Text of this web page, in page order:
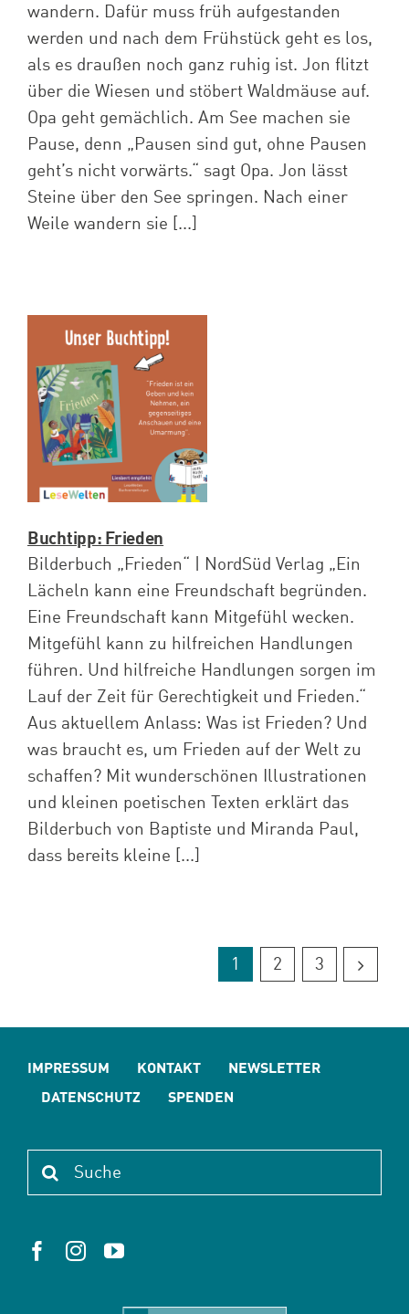
wandern. Dafür muss früh aufgestanden
werden und nach dem Frühstück geht es los,
als es draußen noch ganz ruhig ist. Jon flitzt
über die Wiesen und stöbert Waldmäuse auf.
Opa geht gemächlich. Am See machen sie
Pause, denn „Pausen sind gut, ohne Pausen
geht’s nicht vorwärts.“ sagt Opa. Jon lässt
Steine über den See springen. Nach einer
Weile wandern sie [...]
Buchtipp: Frieden
Bilderbuch „Frieden“ | NordSüd Verlag „Ein
Lächeln kann eine Freundschaft begründen.
Eine Freundschaft kann Mitgefühl wecken.
Mitgefühl kann zu hilfreichen Handlungen
führen. Und hilfreiche Handlungen sorgen im
Lauf der Zeit für Gerechtigkeit und Frieden.“
Aus aktuellem Anlass: Was ist Frieden? Und
was braucht es, um Frieden auf der Welt zu
schaffen? Mit wunderschönen Illustrationen
und kleinen poetischen Texten erklärt das
Bilderbuch von Baptiste und Miranda Paul,
dass bereits kleine [...]
1 2 3
IMPRESSUM KONTAKT
NEWSLETTER
DATENSCHUTZ
SPENDEN
Suche